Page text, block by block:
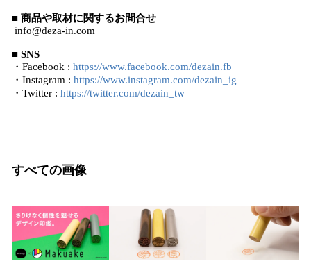
■ 商品や取材に関するお問合せ
info@deza-in.com
■ SNS
・Facebook : https://www.facebook.com/dezain.fb
・Instagram : https://www.instagram.com/dezain_ig
・Twitter : https://twitter.com/dezain_tw
すべての画像